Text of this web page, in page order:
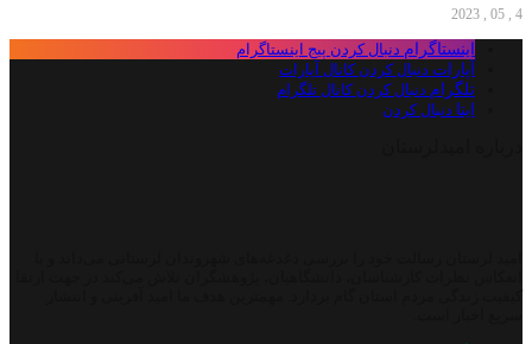
4 , 05 , 2023
اینستاگرام دنبال کردن پیج اینستاگرام
آپارات دنبال کردن کانال آپارات
تلگرام دنبال کردن کانال تلگرام
ایتا دنبال کردن